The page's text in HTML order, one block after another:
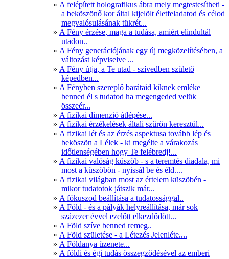
A felépített holografikus ábra mely megtestesítheti -
a beköszönő kor által kijelölt életfeladatod és célod
megvalósulásának tükrét...
A Fény érzése, maga a tudása, amiért elindultál
utadon..
A Fény generációjának egy új megközelítésében, a
változást képviselve ...
A Fény útja, a Te utad - szívedben születő
képedben...
A Fényben szereplő barátaid kiknek emléke
benned él s tudatod ha megengeded velük
összeér...
A fizikai dimenzió átlépése...
A fizikai érzékelések általi szűrőn keresztül...
A fizikai lét és az érzés aspektusa tovább lép és
beköszön a Lélek - ki megélte a várakozás
időtlenségében hogy Te felébredj!...
A fizikai valóság küszöb - s a teremtés diadala, mi
most a küszöbön - nyissál be és éld....
A fizikai világban most az értelem küszöbén -
mikor tudatotok játszik már...
A fókuszod beállítása a tudatossággal..
A Föld - és a pályák helyreállítása, már sok
százezer évvel ezelőtt elkezdődött...
A Föld szíve benned remeg..
A Föld születése - a Létezés Jelenléte....
A Földanya üzenete...
A földi és égi tudás összegződésével az emberi